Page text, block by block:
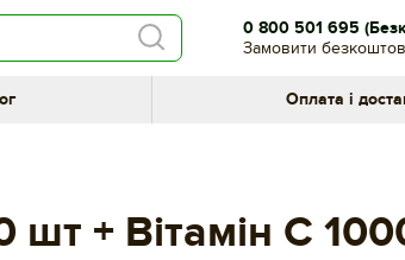
0 800 501 695
Замовити
Оплата і
шт + Вітамін C